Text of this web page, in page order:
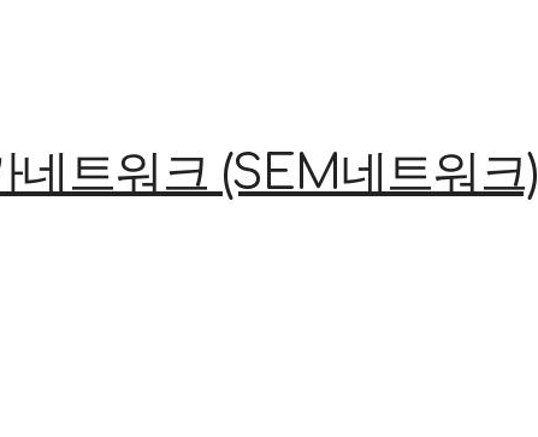
네트워크 (SEM네트워크)